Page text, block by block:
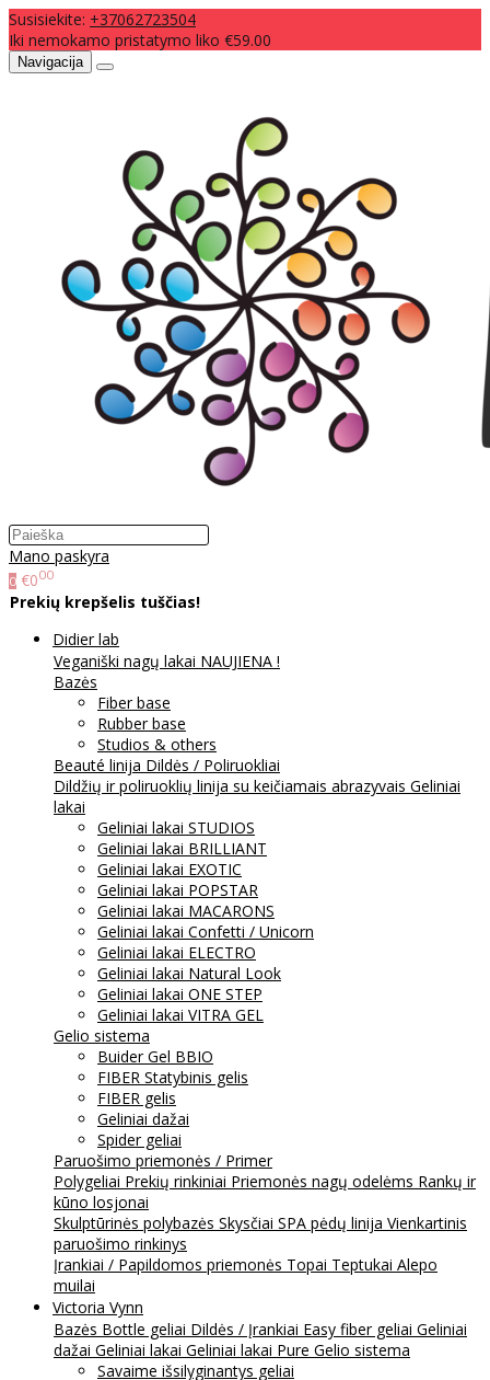
Susisiekite: +37062723504
Iki nemokamo pristatymo liko €59.00
Navigacija
Mano paskyra
0 €000
Prekių krepšelis tuščias!
Didier lab
Veganiški nagų lakai NAUJIENA !
Bazės
Fiber base
Rubber base
Studios & others
Beauté linija Dildės / Poliruokliai
Dildžių ir poliruoklių linija su keičiamais abrazyvais Geliniai
lakai
Geliniai lakai STUDIOS
Geliniai lakai BRILLIANT
Geliniai lakai EXOTIC
Geliniai lakai POPSTAR
Geliniai lakai MACARONS
Geliniai lakai Confetti / Unicorn
Geliniai lakai ELECTRO
Geliniai lakai Natural Look
Geliniai lakai ONE STEP
Geliniai lakai VITRA GEL
Gelio sistema
Buider Gel BBIO
FIBER Statybinis gelis
FIBER gelis
Geliniai dažai
Spider geliai
Paruošimo priemonės / Primer
Polygeliai Prekių rinkiniai Priemonės nagų odelėms Rankų ir
kūno losjonai
Skulptūrinės polybazės Skysčiai SPA pėdų linija Vienkartinis
paruošimo rinkinys
Įrankiai / Papildomos priemonės Topai Teptukai Alepo
muilai
Victoria Vynn
Bazės Bottle geliai Dildės / Įrankiai Easy fiber geliai Geliniai
dažai Geliniai lakai Geliniai lakai Pure Gelio sistema
Savaime išsilyginantys geliai